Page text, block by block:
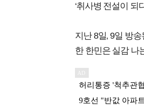
‘취사병 전설이 되
지난 8일, 9일 방송
한 한민은 실감 나